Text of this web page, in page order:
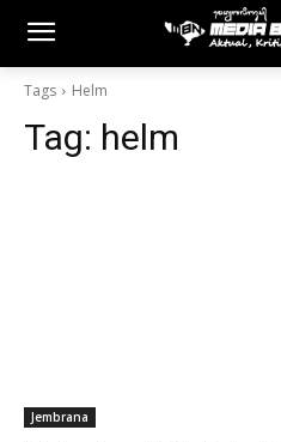
Tags Helm
Tag: helm
Jembrana